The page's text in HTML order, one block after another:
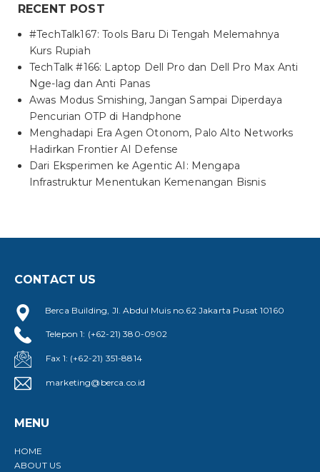
RECENT POST
#TechTalk167: Tools Baru Di Tengah Melemahnya
Kurs Rupiah
TechTalk #166: Laptop Dell Pro dan Dell Pro Max Anti
Nge-lag dan Anti Panas
Awas Modus Smishing, Jangan Sampai Diperdaya
Pencurian OTP di Handphone
Menghadapi Era Agen Otonom, Palo Alto Networks
Hadirkan Frontier AI Defense
Dari Eksperimen ke Agentic AI: Mengapa
Infrastruktur Menentukan Kemenangan Bisnis
CONTACT US
Berca Building, Jl. Abdul Muis no.62 Jakarta Pusat 10160
Telepon 1: (+62-21) 380-0902
Fax 1: (+62-21) 351-8814
marketing@berca.co.id
MENU
HOME
ABOUT US